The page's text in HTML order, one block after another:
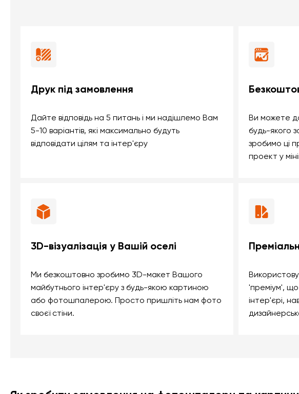
Друк під замовлення
Дайте відповідь на 5 питань і ми надішлемо Вам
5-10 варіантів, які максимально будуть
відповідати цілям та інтер'єру
Ви можете
будь-якого
зробимо ці
проект у
3D-візуалізація у Вашій оселі
Ми безкоштовно зробимо 3D-макет Вашого
майбутнього інтер'єру з будь-якою картиною
або фотошпалерою. Просто пришліть нам фото
своєї стіни.
'преміум',
інтер'єрі,